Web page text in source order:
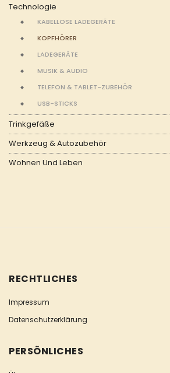
Technologie
KABELLOSE LADEGERÄTE
KOPFHÖRER
LADEGERÄTE
MUSIK & AUDIO
TELEFON & TABLET-ZUBEHÖR
USB-STICKS
Trinkgefäße
Werkzeug & Autozubehör
Wohnen Und Leben
RECHTLICHES
Impressum
Datenschutzerklärung
PERSÖNLICHES